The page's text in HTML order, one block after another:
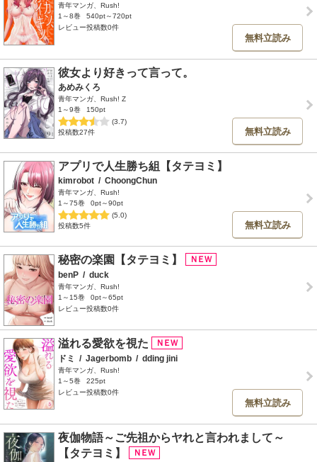
青年マンガ、Rush!
1～8巻
540pt～720pt
レビュー投稿数0件
無料立読み
彼女より好きって言って。
あめみくろ
青年マンガ、Rush! Z
1～9巻
150pt
(3.7)
投稿数27件
無料立読み
アプリで人生勝ち組【タテヨミ】
kimrobot / ChoongChun
青年マンガ、Rush!
1～75巻
0pt～90pt
(5.0)
投稿数5件
無料立読み
秘密の楽園【タテヨミ】
benP / duck
青年マンガ、Rush!
1～15巻
0pt～65pt
レビュー投稿数0件
溢れる愛欲を視た
ドミ / Jagerbomb / dding jini
青年マンガ、Rush!
1～5巻
225pt
レビュー投稿数0件
無料立読み
夜伽物語～ご先祖からヤれと言われまして～
【タテヨミ】